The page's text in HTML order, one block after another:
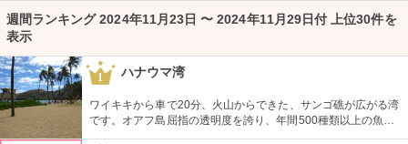
週間ランキング 2024年11月23日 〜 2024年11月29日付 上位30件を
表示
1 ハナウマ湾
ワイキキから車で20分、火山からできた、サンゴ礁が広がる湾
です。オアフ島屈指の透明度を誇り、年間500種類以上の魚が
生息しています。スノーケリングスポットとしても人気の場所